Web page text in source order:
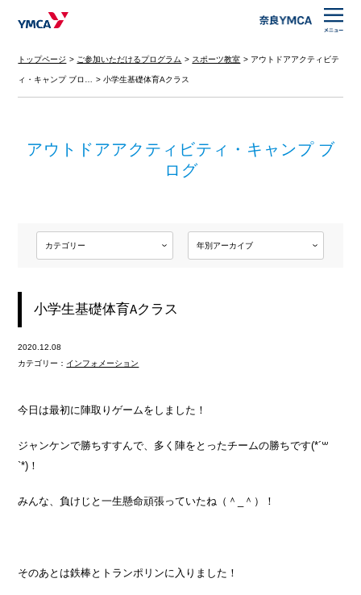
トップページ ご参加いただけるプログラム スポーツ教室 アウトドアアクティビテ
ィ・キャンプ ブロ… 小学生基礎体育Aクラス
アウトドアアクティビティ・キャンプ ブ
ログ
小学生基礎体育Aクラス
2020.12.08
カテゴリー： インフォメーション
今日は最初に陣取りゲームをしました！
ジャンケンで勝ちすすんで、多く陣をとったチームの勝ちです(*´꒳
`*)！
みんな、負けじと一生懸命頑張っていたね（＾_＾）！
そのあとは鉄棒とトランポリンに入りました！